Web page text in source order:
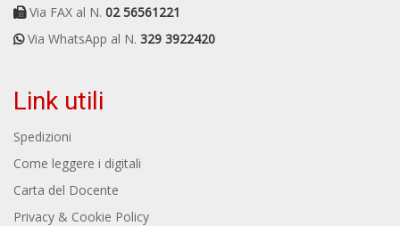
Via FAX al N. 02 56561221
Via WhatsApp al N. 329 3922420
Link utili
Spedizioni
Come leggere i digitali
Carta del Docente
Privacy & Cookie Policy